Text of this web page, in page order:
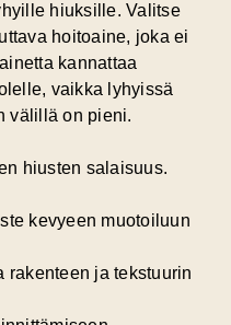
hiuksille. Valitse
hoitoaine, joka ei
kannattaa
vaikka lyhyissä
välillä on pieni.
hiusten salaisuus.
kevyeen muotoiluun
rakenteen ja tekstuurin